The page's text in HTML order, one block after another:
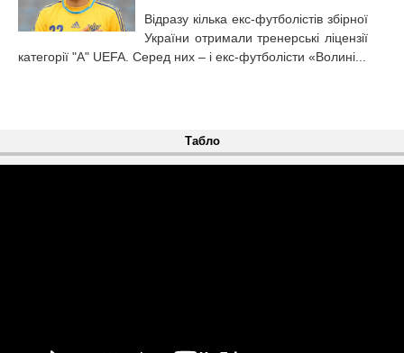
Відразу кілька екс-футболістів збірної
України отримали тренерські ліцензії
категорії "А" UEFA. Серед них – і екс-футболісти «Волині...
Табло